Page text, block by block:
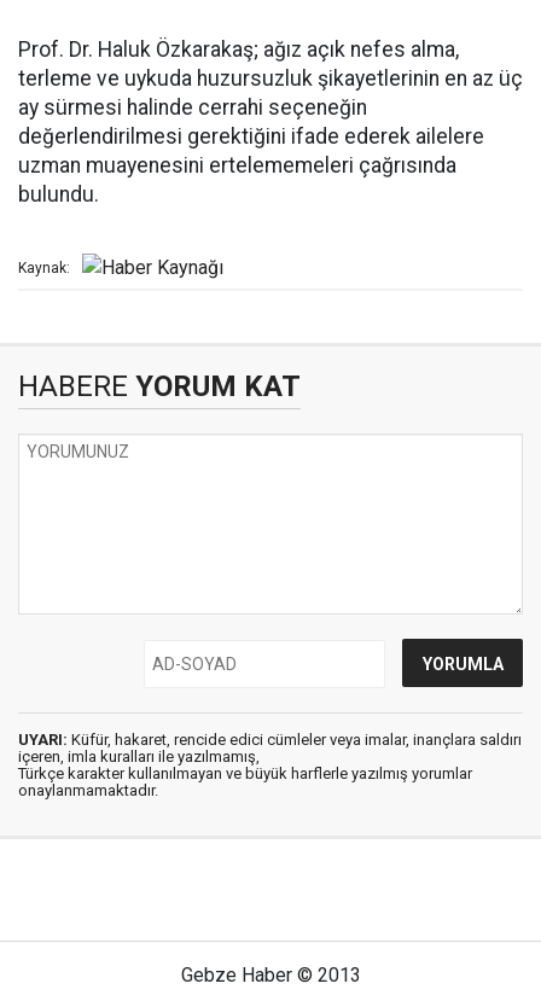
Prof. Dr. Haluk Özkarakaş; ağız açık nefes alma,
terleme ve uykuda huzursuzluk şikayetlerinin en az üç
ay sürmesi halinde cerrahi seçeneğin
değerlendirilmesi gerektiğini ifade ederek ailelere
uzman muayenesini ertelememeleri çağrısında
bulundu.
Kaynak:
HABERE YORUM KAT
UYARI: Küfür, hakaret, rencide edici cümleler veya imalar, inançlara saldırı
içeren, imla kuralları ile yazılmamış,
Türkçe karakter kullanılmayan ve büyük harflerle yazılmış yorumlar
onaylanmamaktadır.
Gebze Haber © 2013